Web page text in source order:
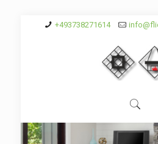
+493738271614